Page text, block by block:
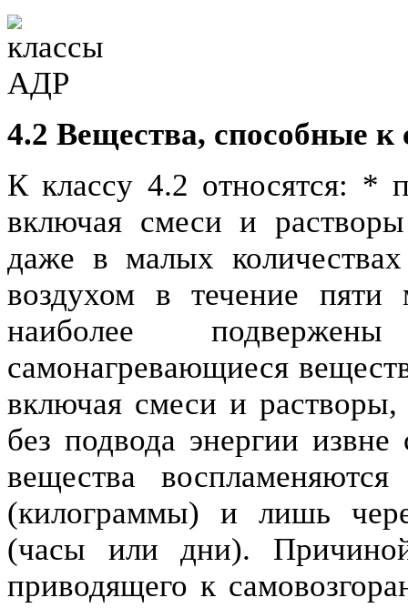
4.2 Вещества, способные к
К классу 4.2 относятся: *
включая смеси и
даже в малых
воздухом в течение
наиболее
самонагревающиеся
включая смеси и растворы,
без подвода энергии
вещества
(килограммы) и лишь
(часы или дни).
приводящего к